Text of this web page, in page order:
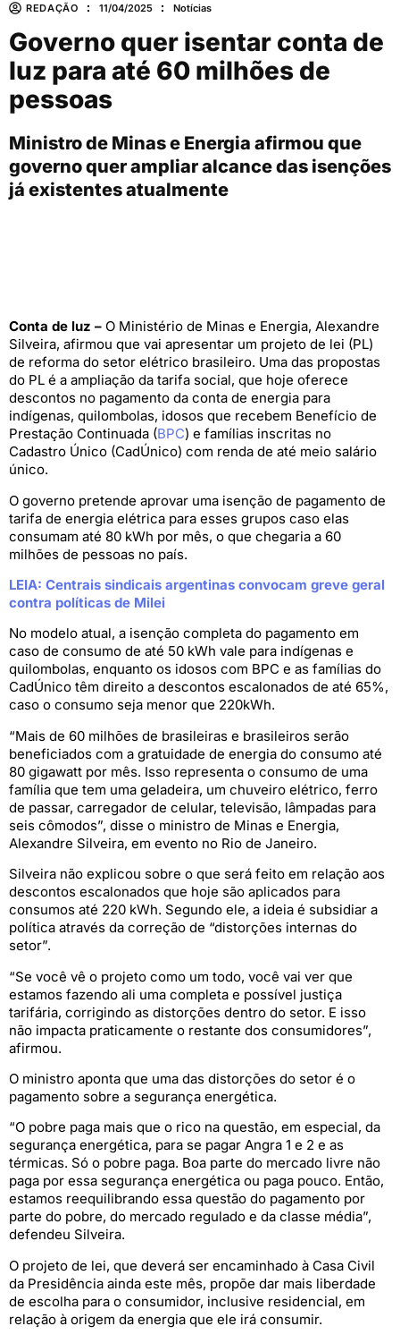
REDAÇÃO 11/04/2025 Notícias
Governo quer isentar conta de
luz para até 60 milhões de
pessoas
Ministro de Minas e Energia afirmou que
governo quer ampliar alcance das isenções
já existentes atualmente
Conta de luz – O Ministério de Minas e Energia, Alexandre
Silveira, afirmou que vai apresentar um projeto de lei (PL)
de reforma do setor elétrico brasileiro. Uma das propostas
do PL é a ampliação da tarifa social, que hoje oferece
descontos no pagamento da conta de energia para
indígenas, quilombolas, idosos que recebem Benefício de
Prestação Continuada (BPC) e famílias inscritas no
Cadastro Único (CadÚnico) com renda de até meio salário
único.
O governo pretende aprovar uma isenção de pagamento de
tarifa de energia elétrica para esses grupos caso elas
consumam até 80 kWh por mês, o que chegaria a 60
milhões de pessoas no país.
LEIA: Centrais sindicais argentinas convocam greve geral
contra políticas de Milei
No modelo atual, a isenção completa do pagamento em
caso de consumo de até 50 kWh vale para indígenas e
quilombolas, enquanto os idosos com BPC e as famílias do
CadÚnico têm direito a descontos escalonados de até 65%,
caso o consumo seja menor que 220kWh.
“Mais de 60 milhões de brasileiras e brasileiros serão
beneficiados com a gratuidade de energia do consumo até
80 gigawatt por mês. Isso representa o consumo de uma
família que tem uma geladeira, um chuveiro elétrico, ferro
de passar, carregador de celular, televisão, lâmpadas para
seis cômodos”, disse o ministro de Minas e Energia,
Alexandre Silveira, em evento no Rio de Janeiro.
Silveira não explicou sobre o que será feito em relação aos
descontos escalonados que hoje são aplicados para
consumos até 220 kWh. Segundo ele, a ideia é subsidiar a
política através da correção de “distorções internas do
setor”.
“Se você vê o projeto como um todo, você vai ver que
estamos fazendo ali uma completa e possível justiça
tarifária, corrigindo as distorções dentro do setor. E isso
não impacta praticamente o restante dos consumidores”,
afirmou.
O ministro aponta que uma das distorções do setor é o
pagamento sobre a segurança energética.
“O pobre paga mais que o rico na questão, em especial, da
segurança energética, para se pagar Angra 1 e 2 e as
térmicas. Só o pobre paga. Boa parte do mercado livre não
paga por essa segurança energética ou paga pouco. Então,
estamos reequilibrando essa questão do pagamento por
parte do pobre, do mercado regulado e da classe média”,
defendeu Silveira.
O projeto de lei, que deverá ser encaminhado à Casa Civil
da Presidência ainda este mês, propõe dar mais liberdade
de escolha para o consumidor, inclusive residencial, em
relação à origem da energia que ele irá consumir.